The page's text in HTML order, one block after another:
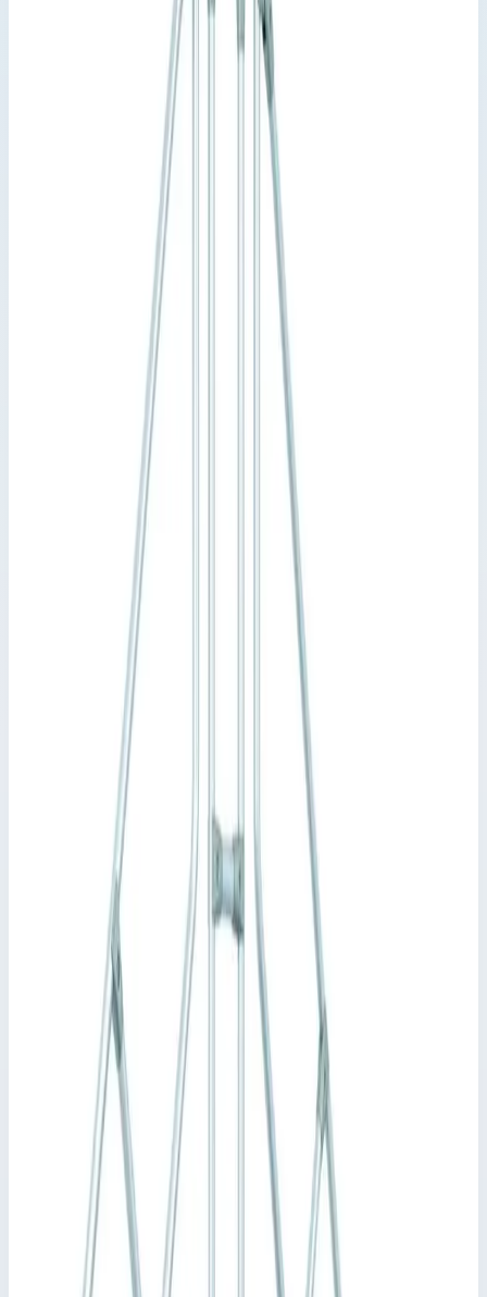
Стационарные и передвижные переходы
40355939
Стационарный переход Zarges 10
ступеней 600 мм 45° 40355939
Производитель: Zarges; Артикул: 40355939; Кол-во ступеней:
10; Общая высота: 2030 мм; Рабочая высота: 5090 мм
Стационарные и передвижные переходы
40355939
Стационарный переход Zarges 10 ступеней 600 мм 45°
Стационарные и передвижные переходы Zarges
Производитель: Zarges; Артикул: 40355939; Кол-во ступеней:
10; Общая высота: 2030 мм; Рабочая высота: 5090 мм
Основные параметры
Количество ступеней
Добавить в корзину
Стационарный переход Zarges 10 ступеней 600 мм 45°
Добавить в корзину
Стационарный переход Zarges 10 ступеней 600 мм 45°
40355939
Добавить в корзину